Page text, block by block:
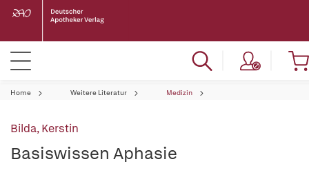
Home Weitere Literatur Medizin
Bilda, Kerstin
Basiswissen Aphasie